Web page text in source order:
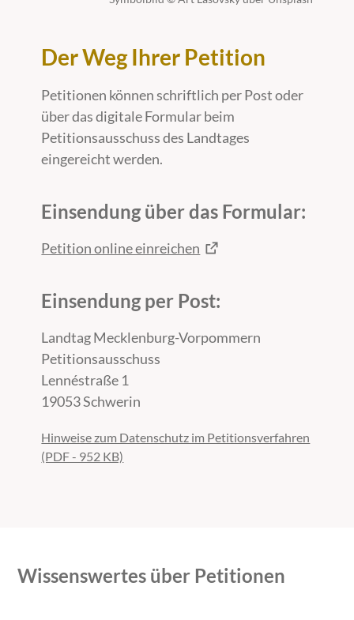
Der Weg Ihrer Petition
Petitionen können schriftlich per Post oder
über das digitale Formular beim
Petitionsausschuss des Landtages
eingereicht werden.
Einsendung über das Formular:
Petition online einreichen
Einsendung per Post:
Landtag Mecklenburg-Vorpommern
Petitionsausschuss
Lennéstraße 1
19053 Schwerin
Hinweise zum Datenschutz im Petitionsverfahren
(PDF - 952 KB)
Wissenswertes über Petitionen